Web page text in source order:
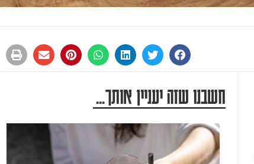
חשבנו שזה יעניין אותך...